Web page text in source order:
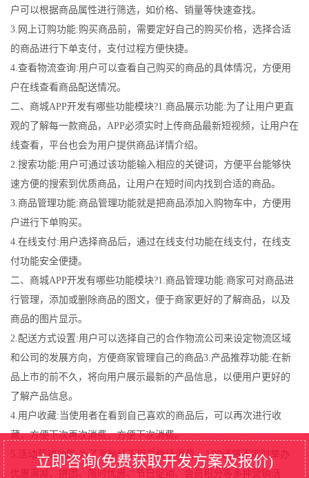
户可以根据商品属性进行筛选，如价格、销量等快速查找。
3.网上订购功能:购买商品前，需要定好自己的购买价格，选择合适
的商品进行下单支付，支付过程方便快捷。
4.查看物流查询:用户可以查看自己购买的商品的具体情况，方便用
户在线查看商品配送情况。
二、商城APP开发有哪些功能模块?1.商品展示功能:为了让用户更直
观的了解每一款商品，APP必须实时上传商品最新短视频，让用户在
线查看，平台也会为用户提供商品详情介绍。
2.搜索功能:用户可通过该功能输入相应的关键词，方便平台能够快
速方便的搜索到优质商品，让用户在短时间内找到合适的商品。
3.商品管理功能:商品管理功能就是把商品添加入购物车中，方便用
户进行下单购买。
4.在线支付:用户选择商品后，通过在线支付功能在线支付，在线支
付功能安全便捷。
二、商城APP开发有哪些功能模块?1.商品管理功能:商家可对商品进
行管理，添加或删除商品的图文，便于商家更好的了解商品，以及
商品的图片显示。
2.配送方式设置:用户可以选择自己的合作物流公司来设定物流区域
和公司的发展方向，方便商家管理自己的商品3.产品推荐功能:在新
品上市的前不久，将向用户展示最新的产品信息，以便用户更好的
了解产品信息。
4.用户收藏:当使用者在看到自己喜欢的商品后，可以再次进行收
藏，方便下次再次消费，方便下次消费。
5.活动营销功能:为了激励线下用户继续消费，APP还将不定时举办
优惠满减、拼团、限时优惠、节日促销、会员积分等多种营销活
立即咨询(免费获取开发方案及报价)